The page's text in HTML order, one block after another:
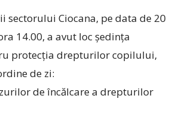
sectorului Ciocana, pe data de 20
14.00, a avut loc şedinţa
protecția drepturilor copilului,
de zi:
de încălcare a drepturilor